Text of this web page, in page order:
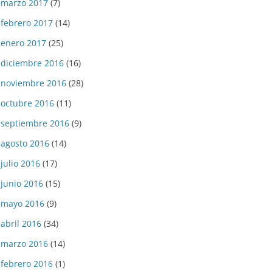
marzo 2017 (7)
febrero 2017 (14)
enero 2017 (25)
diciembre 2016 (16)
noviembre 2016 (28)
octubre 2016 (11)
septiembre 2016 (9)
agosto 2016 (14)
julio 2016 (17)
junio 2016 (15)
mayo 2016 (9)
abril 2016 (34)
marzo 2016 (14)
febrero 2016 (1)